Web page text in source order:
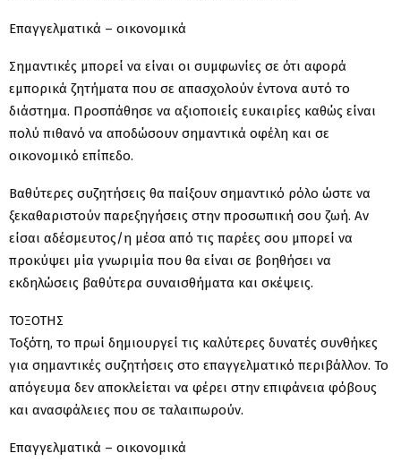
Επαγγελματικά – οικονομικά
Σημαντικές μπορεί να είναι οι συμφωνίες σε ότι αφορά
εμπορικά ζητήματα που σε απασχολούν έντονα αυτό το
διάστημα. Προσπάθησε να αξιοποιείς ευκαιρίες καθώς είναι
πολύ πιθανό να αποδώσουν σημαντικά οφέλη και σε
οικονομικό επίπεδο.
Βαθύτερες συζητήσεις θα παίξουν σημαντικό ρόλο ώστε να
ξεκαθαριστούν παρεξηγήσεις στην προσωπική σου ζωή. Αν
είσαι αδέσμευτος/η μέσα από τις παρέες σου μπορεί να
προκύψει μία γνωριμία που θα είναι σε βοηθήσει να
εκδηλώσεις βαθύτερα συναισθήματα και σκέψεις.
ΤΟΞΟΤΗΣ
Τοξότη, το πρωί δημιουργεί τις καλύτερες δυνατές συνθήκες
για σημαντικές συζητήσεις στο επαγγελματικό περιβάλλον. Το
απόγευμα δεν αποκλείεται να φέρει στην επιφάνεια φόβους
και ανασφάλειες που σε ταλαιπωρούν.
Επαγγελματικά – οικονομικά